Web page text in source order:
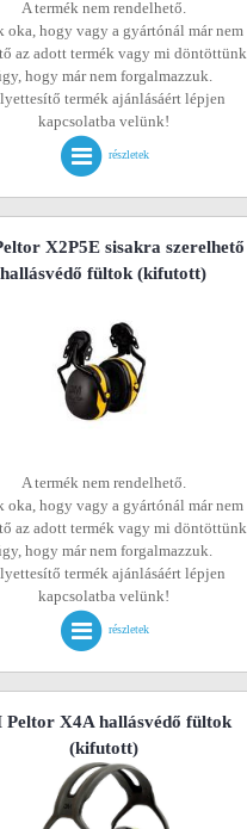
A termék nem rendelhető.
oka, hogy vagy a gyártónál már nem
az adott termék vagy mi döntöttünk
hogy már nem forgalmazzuk.
termék ajánlásáért lépjen
kapcsolatba velünk!
részletek
X2P5E sisakra szerelhető
hallásvédő fültok (kifutott)
A termék nem rendelhető.
oka, hogy vagy a gyártónál már nem
az adott termék vagy mi döntöttünk
hogy már nem forgalmazzuk.
termék ajánlásáért lépjen
kapcsolatba velünk!
részletek
Peltor X4A hallásvédő fültok
(kifutott)